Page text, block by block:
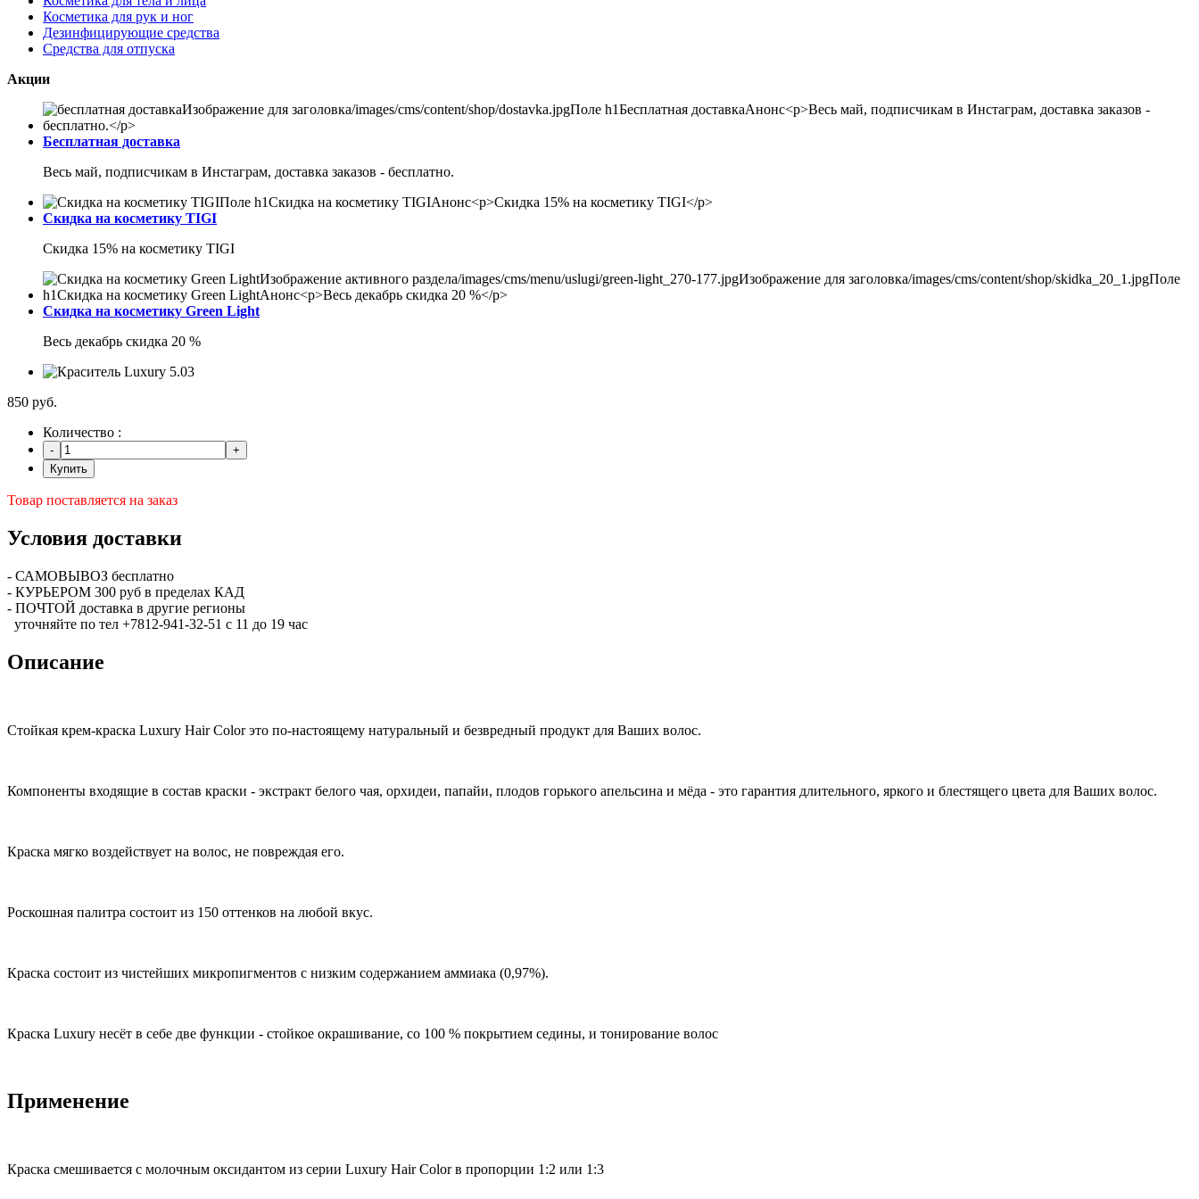
Косметика для рук и ног
Дезинфицирующие средства
Средства для отпуска
Акции
Бесплатная доставка
Весь май, подписчикам в Инстаграм, доставка заказов - бесплатно.
Скидка на косметику TIGI
Скидка 15% на косметику TIGI
Скидка на косметику Green Light
Весь декабрь скидка 20 %
850 руб.
Количество :
Купить
Товар поставляется на заказ
Условия доставки
- САМОВЫВОЗ бесплатно
- КУРЬЕРОМ 300 руб в пределах КАД
- ПОЧТОЙ доставка в другие регионы
уточняйте по тел +7812-941-32-51 с 11 до 19 час
Описание
Стойкая крем-краска Luxury Hair Color это по-настоящему натуральный и безвредный продукт для Ваших волос.
Компоненты входящие в состав краски - экстракт белого чая, орхидеи, папайи, плодов горького апельсина и мёда - это гарантия длительного, яркого и блестящего цвета для Ваших волос.
Краска мягко воздействует на волос, не повреждая его.
Роскошная палитра состоит из 150 оттенков на любой вкус.
Краска состоит из чистейших микропигментов с низким содержанием аммиака (0,97%).
Краска Luxury несёт в себе две функции - стойкое окрашивание, со 100 % покрытием седины, и тонирование волос
Применение
Краска смешивается с молочным оксидантом из серии Luxury Hair Color в пропорции 1:2 или 1:3